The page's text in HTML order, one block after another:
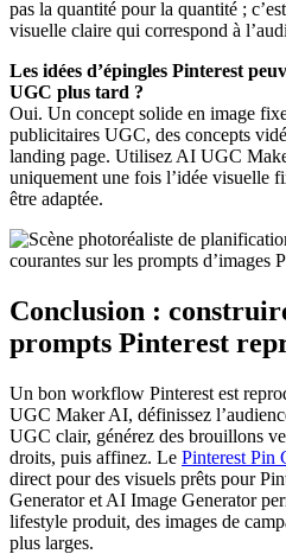
pas la quantité pour la quantité ;
visuelle claire qui correspond à
Les idées d’épingles Pinterest
UGC plus tard ?
Oui. Un concept solide en image
publicitaires UGC, des concepts
landing page. Utilisez AI UGC
uniquement une fois l’idée visuelle
être adaptée.
Conclusion :
prompts Pinterest
Un bon workflow Pinterest est
UGC Maker AI, définissez
UGC clair, générez des brouillons
droits, puis affinez. Le Pinterest Pin
direct pour des visuels prêts pour
Generator et AI Image Generator
lifestyle produit, des images de
plus larges.